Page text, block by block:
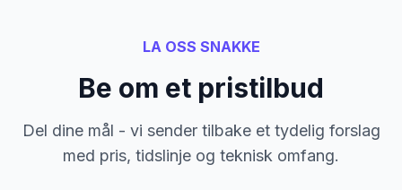
LA OSS SNAKKE
Be om et pristilbud
Del dine mål - vi sender tilbake et tydelig forslag
med pris, tidslinje og teknisk omfang.